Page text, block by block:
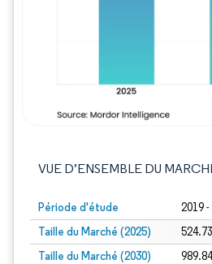
VUE D’ENSEMBLE DU
Période d'étude 2019
Taille du Marché (2025)
Taille du Marché (2030)